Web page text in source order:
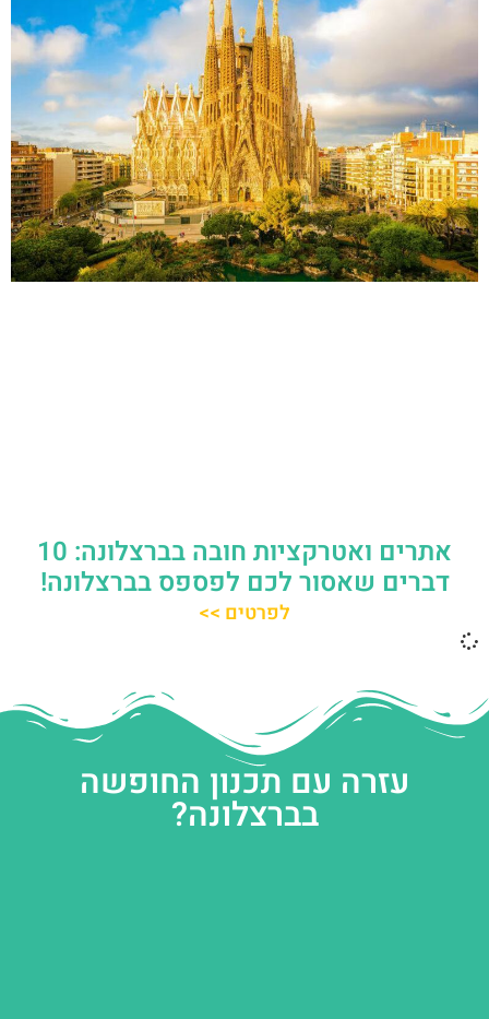
אתרים ואטרקציות חובה בברצלונה: 10
דברים שאסור לכם לפספס בברצלונה!
לפרטים >>
עזרה עם תכנון החופשה
בברצלונה?